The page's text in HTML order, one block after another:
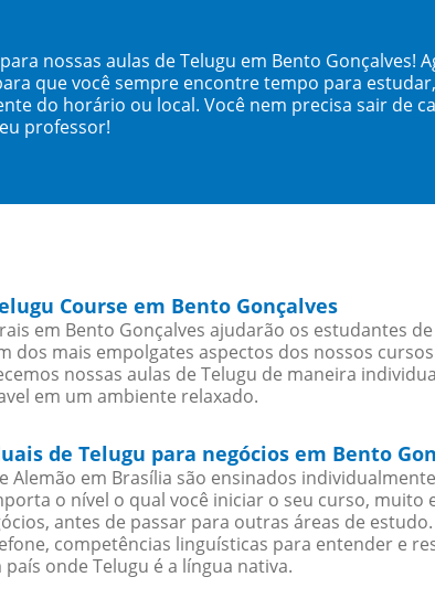
nossas aulas de Telugu em Bento Gonçalves!
que você sempre encontre tempo para estudar,
do horário ou local. Você nem precisa sair de
professor!
Course em Bento Gonçalves
em Bento Gonçalves ajudarão os estudantes
dos mais empolgates aspectos dos nossos
nossas aulas de Telugu de maneira
em um ambiente relaxado.
de Telugu para negócios em Bento
Alemão em Brasília são ensinados
o nível o qual você iniciar o seu curso,
antes de passar para outras áreas de
competências linguísticas para entender e
onde Telugu é a língua nativa.